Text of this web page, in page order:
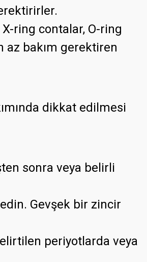
ring contalar, O-ring
az bakım gerektiren
dikkat edilmesi
sonra veya belirli
Gevşek bir zincir
periyotlarda veya